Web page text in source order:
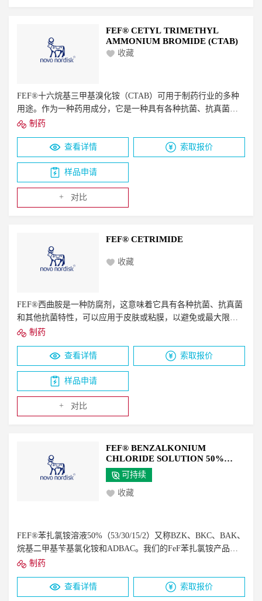
FEF® CETYL TRIMETHYL
AMMONIUM BROMIDE (CTAB)
收藏
FEF®十六烷基三甲基溴化铵（CTAB）可用于制药行业的多种
用途。作为一种药用成分，它是一种具有各种抗菌、抗真菌和
其他抗菌特性的防腐剂。它用于各种产品中，例如润喉糖和防
于下游疫苗生产过程，通常用于细菌多糖疫苗和病毒疫苗（例
如流感疫苗）。
制药
查看详情 索取报价
样品申请
+ 对比
FEF® CETRIMIDE
收藏
FEF®西曲胺是一种防腐剂，这意味着它具有各种抗菌、抗真菌
和其他抗菌特性，可以应用于皮肤或粘膜，以避免或最大限度
地降低感染的风险。它也是一种表面活性剂，这意味着它是一
产品中，主要用于喷雾剂、凝胶和乳膏的局部使用，用途广
泛，包括清洁烧伤和伤口，在注射或手术前对皮肤进行消毒，
以及治疗真菌感染或尿布疹。
制药
查看详情 索取报价
样品申请
+ 对比
FEF® BENZALKONIUM
CHLORIDE SOLUTION 50%
(53/30/15/2)
可持续
收藏
FEF®苯扎氯铵溶液50%（53/30/15/2）又称BZK、BKC、BAK、
烷基二甲基苄基氯化铵和ADBAC。我们的FeF苯扎氯铵产品已
被证明对广谱微生物（革兰氏+和-&酸性抗菌，酵母菌，霉菌，
活性/粘附阳离子剂，不会给成品配方增加难闻的气味/颜色。苄
制药
查看详情 索取报价